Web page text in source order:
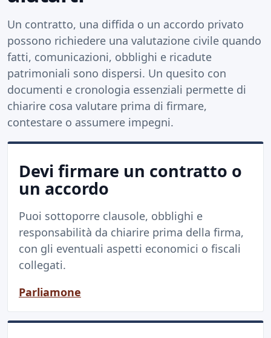
Un contratto, una diffida o un accordo privato
possono richiedere una valutazione civile quando
fatti, comunicazioni, obblighi e ricadute
patrimoniali sono dispersi. Un quesito con
documenti e cronologia essenziali permette di
chiarire cosa valutare prima di firmare,
contestare o assumere impegni.
Devi firmare un contratto o
un accordo
Puoi sottoporre clausole, obblighi e
responsabilità da chiarire prima della firma,
con gli eventuali aspetti economici o fiscali
collegati.
Parliamone